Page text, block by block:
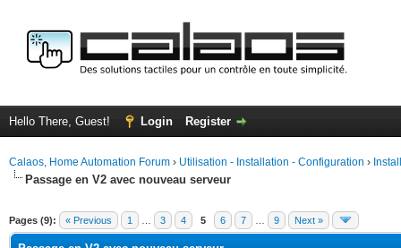
Hello There, Guest! Login Register
Calaos, Home Automation Forum › Utilisation - Installation - Configuration ›
Passage en V2 avec nouveau serveur
Pages (9): « Previous 1 3 4 5 6 7 9 Next »